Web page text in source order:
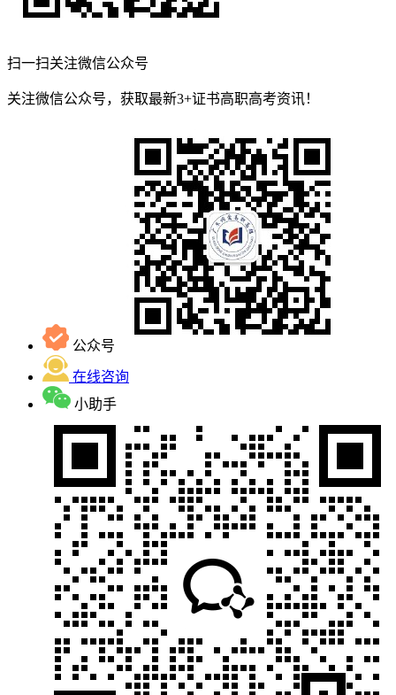
扫一扫关注微信公众号
关注微信公众号，获取最新3+证书高职高考资讯！
公众号
在线咨询
小助手